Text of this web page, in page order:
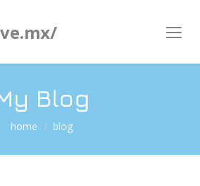
Blog
home blog